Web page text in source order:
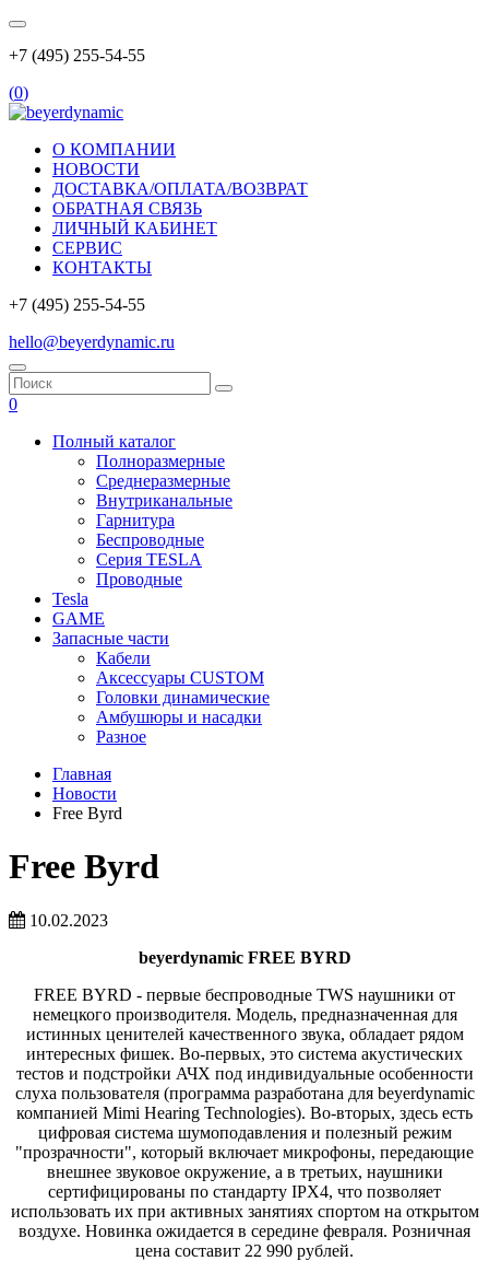
+7 (495) 255-54-55
(0)
О КОМПАНИИ
НОВОСТИ
ДОСТАВКА/ОПЛАТА/ВОЗВРАТ
ОБРАТНАЯ СВЯЗЬ
ЛИЧНЫЙ КАБИНЕТ
СЕРВИС
КОНТАКТЫ
+7 (495) 255-54-55
hello@beyerdynamic.ru
0
Полный каталог
Полноразмерные
Среднеразмерные
Внутриканальные
Гарнитура
Беспроводные
Серия TESLA
Проводные
Tesla
GAME
Запасные части
Кабели
Аксессуары CUSTOM
Головки динамические
Амбушюры и насадки
Разное
Главная
Новости
Free Byrd
Free Byrd
10.02.2023
beyerdynamic FREE BYRD
FREE BYRD - первые беспроводные TWS наушники от
немецкого производителя. Модель, предназначенная для
истинных ценителей качественного звука, обладает рядом
интересных фишек. Во-первых, это система акустических
тестов и подстройки АЧХ под индивидуальные особенности
слуха пользователя (программа разработана для beyerdynamic
компанией Mimi Hearing Technologies). Во-вторых, здесь есть
цифровая система шумоподавления и полезный режим
"прозрачности", который включает микрофоны, передающие
внешнее звуковое окружение, а в третьих, наушники
сертифицированы по стандарту IPX4, что позволяет
использовать их при активных занятиях спортом на открытом
воздухе. Новинка ожидается в середине февраля. Розничная
цена составит 22 990 рублей.